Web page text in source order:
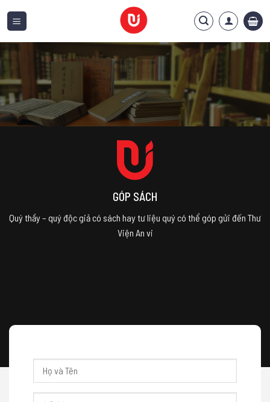
qua
dung
GÓP SÁCH
Quý thầy – quý độc giả có sách hay tư liệu quý có thể góp gửi đến Thư
Viện An vi